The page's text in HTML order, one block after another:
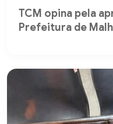
TCM opina pela
Prefeitura de